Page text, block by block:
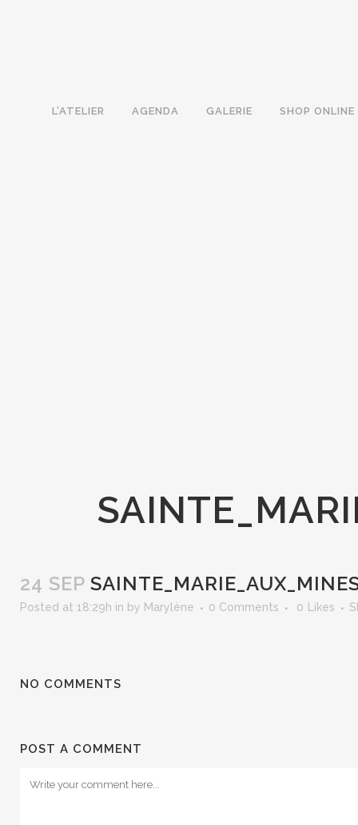
L’ATELIER AGENDA GALERIE SHOP ONLINE
24 SEP
Posted at 18:29h in by Marylène 0 Comments 0 Likes
NO COMMENTS
POST A COMMENT